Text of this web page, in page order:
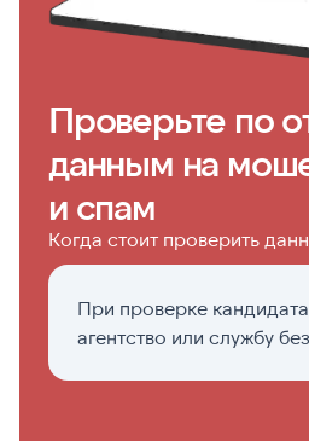
Проверьте по
данным на
и спам
Когда стоит проверить
При проверке
агентство или службу